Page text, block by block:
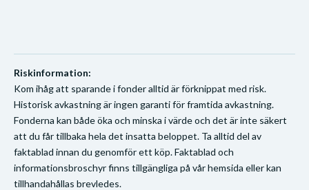
Riskinformation:
Kom ihåg att sparande i fonder alltid är förknippat med risk.
Historisk avkastning är ingen garanti för framtida avkastning.
Fonderna kan både öka och minska i värde och det är inte säkert
att du får tillbaka hela det insatta beloppet. Ta alltid del av
faktablad innan du genomför ett köp. Faktablad och
informationsbroschyr finns tillgängliga på vår hemsida eller kan
tillhandahållas brevledes.